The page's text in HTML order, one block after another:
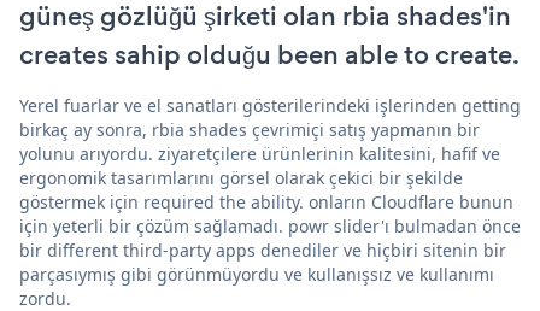
güneş gözlüğü şirketi olan rbia shades'in
creates sahip olduğu been able to create.
Yerel fuarlar ve el sanatları gösterilerindeki işlerinden getting
birkaç ay sonra, rbia shades çevrimiçi satış yapmanın bir
yolunu arıyordu. ziyaretçilere ürünlerinin kalitesini, hafif ve
ergonomik tasarımlarını görsel olarak çekici bir şekilde
göstermek için required the ability. onların Cloudflare bunun
için yeterli bir çözüm sağlamadı. powr slider'ı bulmadan önce
bir different third-party apps denediler ve hiçbiri sitenin bir
parçasıymış gibi görünmüyordu ve kullanışsız ve kullanımı
zordu.